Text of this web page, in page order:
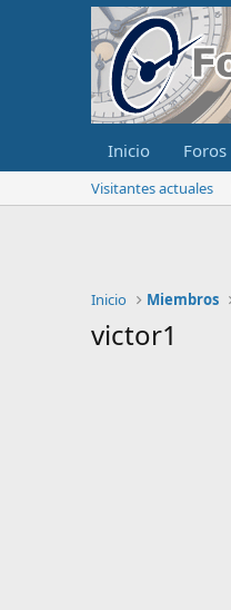
Inicio Foros
Visitantes actuales
Inicio Miembros
victor1